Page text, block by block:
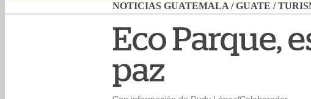
NOTICIAS GUATEMALA /GUATE /
Eco Parque,
paz